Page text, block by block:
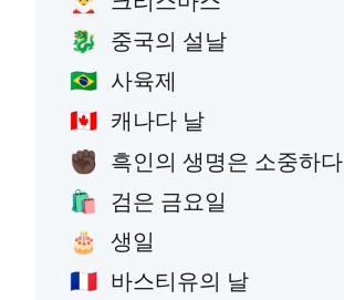
🐉 중국의 설날
🇧🇷 사육제
🇨🇦 캐나다 날
✊🏿 흑인의 생명은 소중하다
🛍️ 검은 금요일
🎂 생일
🇫🇷 바스티유의 날